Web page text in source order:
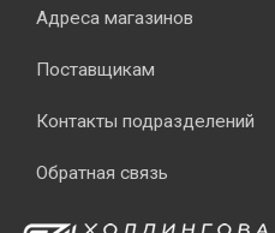
Адреса магазинов
Поставщикам
Контакты подразделений
Обратная связь